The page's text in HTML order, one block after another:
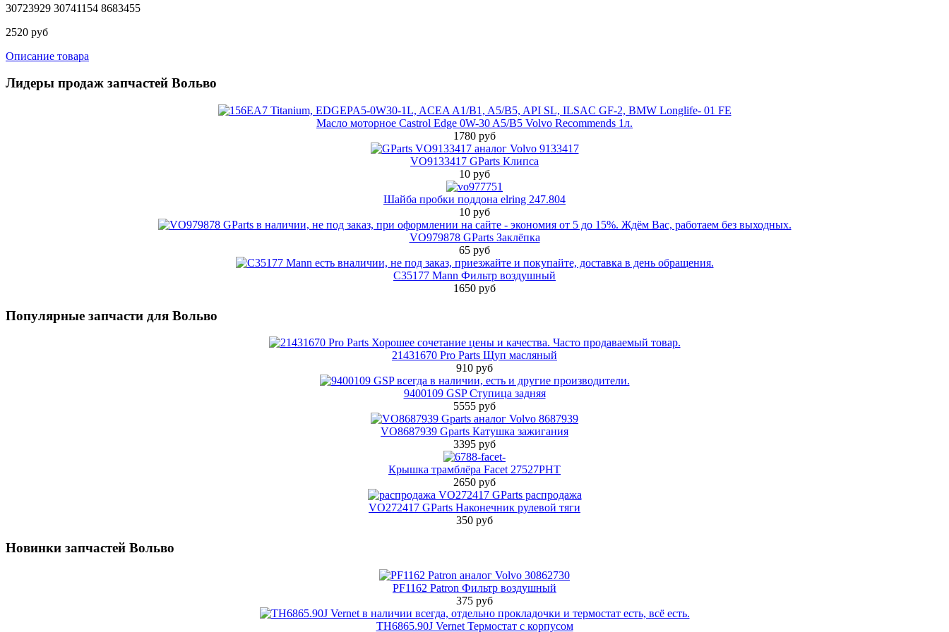
30723929 30741154 8683455
2520 руб
Описание товара
Лидеры продаж запчастей Вольво
Масло моторное Castrol Edge 0W-30 A5/B5 Volvo Recommends 1л.
1780 руб
VO9133417 GParts Клипса
10 руб
Шайба пробки поддона elring 247.804
10 руб
VO979878 GParts Заклёпка
65 руб
C35177 Mann Фильтр воздушный
1650 руб
Популярные запчасти для Вольво
21431670 Pro Parts Щуп масляный
910 руб
9400109 GSP Ступица задняя
5555 руб
VO8687939 Gparts Катушка зажигания
3395 руб
Крышка трамблёра Facet 27527PHT
2650 руб
VO272417 GParts Наконечник рулевой тяги
350 руб
Новинки запчастей Вольво
PF1162 Patron Фильтр воздушный
375 руб
TH6865.90J Vernet Термостат с корпусом